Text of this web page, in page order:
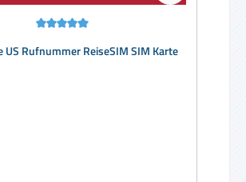
US Rufnummer ReiseSIM SIM Karte